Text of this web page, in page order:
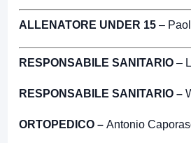
ALLENATORE UNDER 15 –
RESPONSABILE SANITARIO –
RESPONSABILE SANITARIO –
ORTOPEDICO – Antonio